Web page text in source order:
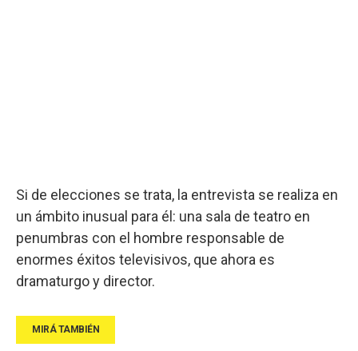
Si de elecciones se trata, la entrevista se realiza en
un ámbito inusual para él: una sala de teatro en
penumbras con el hombre responsable de
enormes éxitos televisivos, que ahora es
dramaturgo y director.